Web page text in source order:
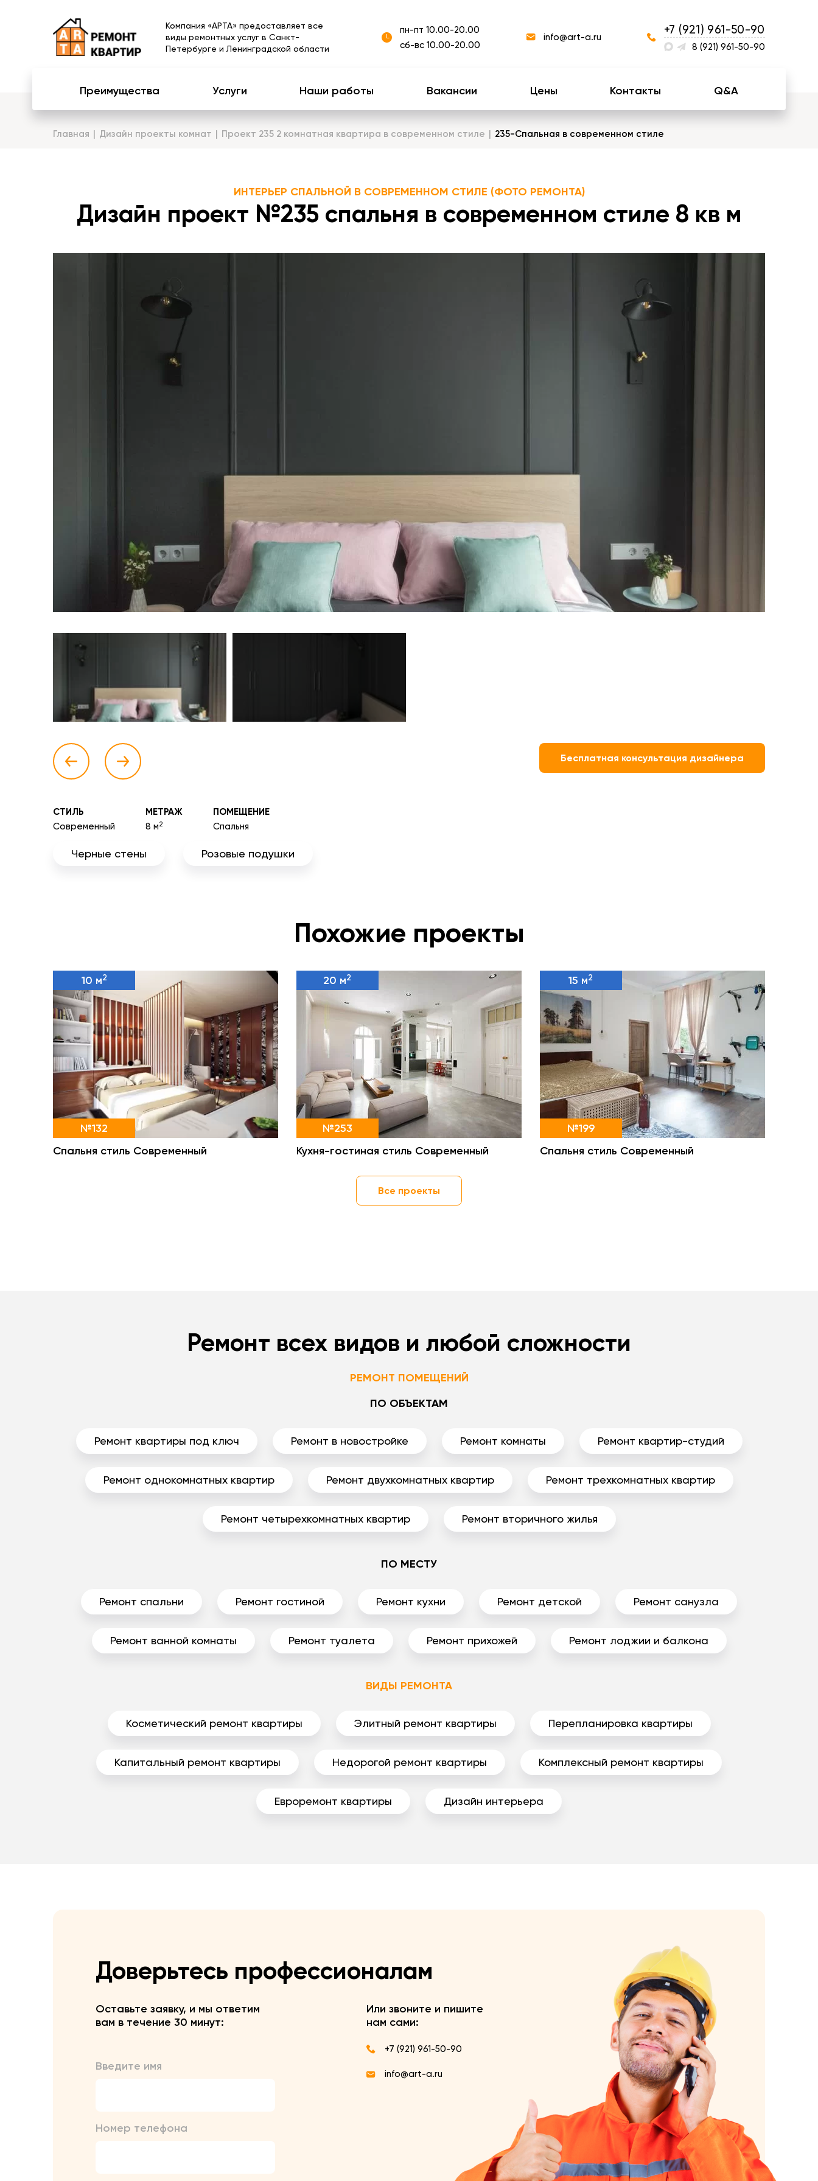
Компания «АРТА» предоставляет все
виды ремонтных услуг в Санкт-
Петербурге и Ленинградской области
пн-пт 10.00-20.00
сб-вс 10.00-20.00
info@art-a.ru
+7 (921) 961-50-90
8 (921) 961-50-90
Преимущества Услуги Наши работы Вакансии Цены Контакты Q&A
Главная Дизайн проекты комнат Проект 235 2 комнатная квартира в современном стиле 235-Спальная в современном стиле
ИНТЕРЬЕР СПАЛЬНОЙ В СОВРЕМЕННОМ СТИЛЕ (ФОТО РЕМОНТА)
Дизайн проект №235 спальня в современном стиле 8 кв м
Бесплатная консультация дизайнера
СТИЛЬ
Современный
МЕТРАЖ
8 м2
ПОМЕЩЕНИЕ
Спальня
Черные стены Розовые подушки
Похожие проекты
10 м2
№132
Спальня стиль Современный
20 м2
№253
Кухня-гостиная стиль Современный
15 м2
№199
Спальня стиль Современный
Все проекты
Ремонт всех видов и любой сложности
РЕМОНТ ПОМЕЩЕНИЙ
ПО ОБЪЕКТАМ
Ремонт квартиры под ключ Ремонт в новостройке Ремонт комнаты Ремонт квартир-студий
Ремонт однокомнатных квартир Ремонт двухкомнатных квартир Ремонт трехкомнатных квартир
Ремонт четырехкомнатных квартир Ремонт вторичного жилья
ПО МЕСТУ
Ремонт спальни Ремонт гостиной Ремонт кухни Ремонт детской Ремонт санузла
Ремонт ванной комнаты Ремонт туалета Ремонт прихожей Ремонт лоджии и балкона
ВИДЫ РЕМОНТА
Косметический ремонт квартиры Элитный ремонт квартиры Перепланировка квартиры
Капитальный ремонт квартиры Недорогой ремонт квартиры Комплексный ремонт квартиры
Евроремонт квартиры Дизайн интерьера
Доверьтесь профессионалам
Оставьте заявку, и мы ответим
вам в течение 30 минут:
Введите имя
Номер телефона
Или звоните и пишите
нам сами:
+7 (921) 961-50-90
info@art-a.ru